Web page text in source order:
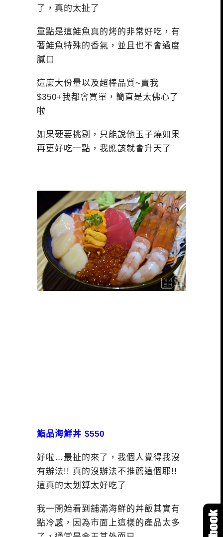
了，真的太扯了
重點是這鮭魚真的烤的非常好吃，有
著鮭魚特殊的香氣，並且也不會過度
膩口
這麼大份量以及超棒品質~賣我
$350+我都會買單，簡直是太佛心了
啦
如果硬要挑剔，只能說他玉子燒如果
再更好吃一點，我應該就會升天了
鮨品海鮮丼 $550
好啦…最扯的來了，我個人覺得我沒
有辦法!! 真的沒辦法不推薦這個耶!!
這真的太划算太好吃了
我一開始看到舖滿海鮮的丼飯其實有
點冷感，因為市面上這樣的產品太多